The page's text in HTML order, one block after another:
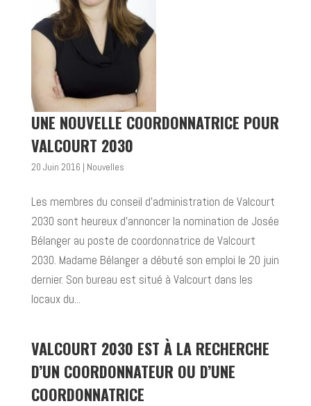
UNE NOUVELLE COORDONNATRICE POUR
VALCOURT 2030
20 Juin 2016 | Nouvelles
Les membres du conseil d’administration de Valcourt
2030 sont heureux d’annoncer la nomination de Josée
Bélanger au poste de coordonnatrice de Valcourt
2030. Madame Bélanger a débuté son emploi le 20 juin
dernier. Son bureau est situé à Valcourt dans les
locaux du...
VALCOURT 2030 EST À LA RECHERCHE
D’UN COORDONNATEUR OU D’UNE
COORDONNATRICE